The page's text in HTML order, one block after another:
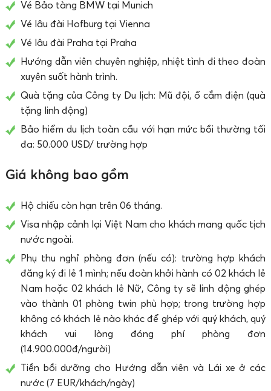
Vé Bảo tàng BMW tại Munich
Vé lâu đài Hofburg tại Vienna
Vé lâu đài Praha tại Praha
Hướng dẫn viên chuyên nghiệp, nhiệt tình đi theo đoàn
xuyên suốt hành trình.
Quà tặng của Công ty Du lịch: Mũ đội, ổ cắm điện (quà
tặng linh động)
Bảo hiểm du lịch toàn cầu với hạn mức bồi thường tối
đa: 50.000 USD/ trường hợp
Giá không bao gồm
Hộ chiếu còn hạn trên 06 tháng.
Visa nhập cảnh lại Việt Nam cho khách mang quốc tịch
nước ngoài.
Phụ thu nghỉ phòng đơn (nếu có): trường hợp khách
đăng ký đi lẻ 1 mình; nếu đoàn khởi hành có 02 khách lẻ
Nam hoặc 02 khách lẻ Nữ, Công ty sẽ linh động ghép
vào thành 01 phòng twin phù hợp; trong trường hợp
không có khách lẻ nào khác để ghép với quý khách, quý
khách vui lòng đóng phí phòng đơn
(14.900.000đ/người)
Tiền bồi dưỡng cho Hướng dẫn viên và Lái xe ở các
nước (7 EUR/khách/ngày)